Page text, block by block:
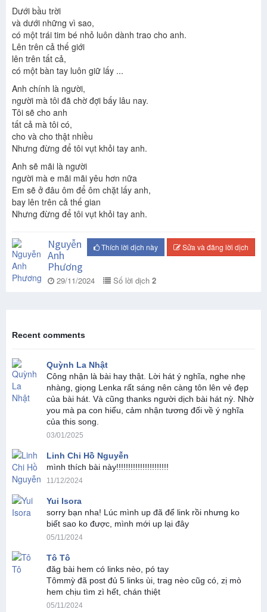
Dưới bầu trời
và dưới những vì sao,
có một trái tim bé nhỏ luôn dành trao cho anh.
Lên trên cả thế giới
lên trên tất cả,
có một bàn tay luôn giữ lấy ...
Anh chính là người,
người mà tôi đã chờ đợi bấy lâu nay.
Tôi sẽ cho anh
tất cả mà tôi có,
cho và cho thật nhiều
Nhưng đừng để tôi vụt khỏi tay anh.
Anh sẽ mãi là người
người mà e mãi mãi yêu hơn nữa
Em sẽ ở đâu ôm để ôm chặt lấy anh,
bay lên trên cả thế gian
Nhưng đừng để tôi vụt khỏi tay anh.
Thích lời dịch này Sửa và đăng lời dịch
Nguyễn
Anh
Phương
29/11/2024 Số lời dịch 2
Recent comments
Quỳnh La Nhật
Công nhận là bài hay thật. Lời hát ý nghĩa, nghe nhẹ
nhàng, giọng Lenka rất sáng nên càng tôn lên vẻ đẹp
của bài hát. Và cũng thanks người dịch bài hát nỳ. Nhờ
you mà pa con hiểu, cảm nhận tương đối về ý nghĩa
của this song.
03/01/2025
Linh Chi Hồ Nguyễn
mình thích bài này!!!!!!!!!!!!!!!!!!!!!!
11/12/2024
Yui Isora
sorry bạn nha! Lúc mình up đã để link rồi nhưng ko
biết sao ko được, mình mới up lại đây
05/11/2024
Tô Tô
đăg bài hem có links nèo, pó tay
Tômmỳ đã post đủ 5 links ùi, trag nèo cũg có, zị mò
hem chịu tìm zì hết, chán thiệt
05/11/2024